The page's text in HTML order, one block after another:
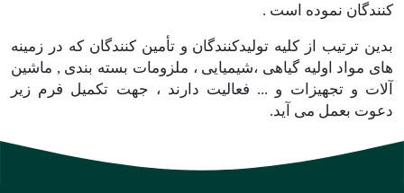
کنندگان نموده است .
بدین ترتیب از کلیه تولیدکنندگان و تأمین کنندگان که در زمینه
های مواد اولیه گیاهی ،شیمیایی ، ملزومات بسته بندی , ماشین
آلات و تجهیزات و ... فعالیت دارند ، جهت تکمیل فرم زیر
دعوت بعمل می آید.